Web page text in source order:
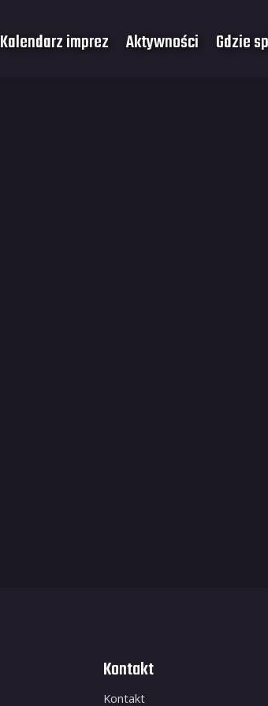
Kalendarz imprez Aktywności Gdzie
Kontakt
Kontakt